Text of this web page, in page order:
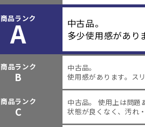
商品ランク
A
中古品。
多少使用感があり
商品ランク
B
中古品。
使用感があります。ス
商品ランク
C
中古品。 使用上は問題
状態が良くなく、汚れ